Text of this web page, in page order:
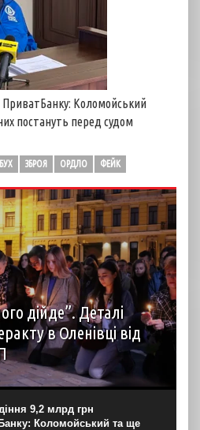
Коломойський
постануть перед судом
ЗБРОЯ ОРДЛО ФЕЙК
дійде”. Деталі
в Оленівці від
липня рідні вцілілих
із шокуючою заявою.
у “бараці 200”, де стався
представник корпусу. Заява...
9,2 млрд грн
Коломойський та ще